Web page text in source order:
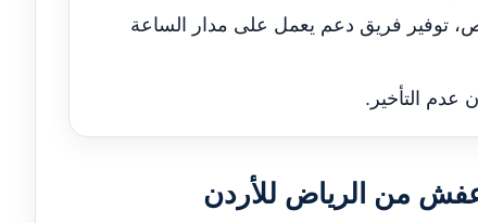
توفير فريق دعم يعمل على مدار الساعة
التأخير.
من الرياض للأردن